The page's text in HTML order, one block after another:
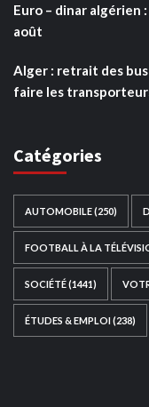
Euro – dinar algérien
août
Alger : retrait des
faire les
Catégories
AUTOMOBILE(250)
FOOTBALL À LA
SOCIÉTÉ(1441)
ÉTUDES & EMPLOI(238)